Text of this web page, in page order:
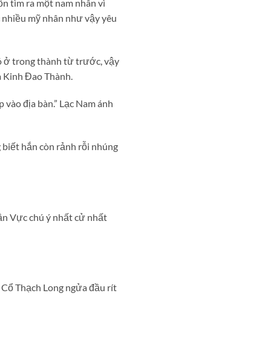
tìm ra một nam nhân vì
mỹ nhân như vậy yêu
ở trong thành từ trước, vậy
Đao Thành.
địa bàn.” Lạc Nam ánh
biết hắn còn rảnh rỗi nhúng
Vực chú ý nhất cử nhất
Thạch Long ngửa đầu rít